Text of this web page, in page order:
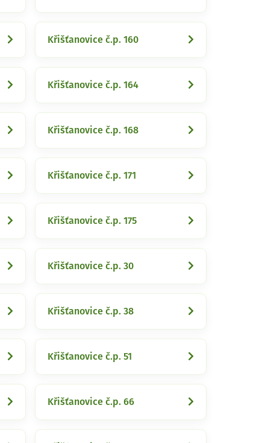
Křišťanovice č.p. 160
Křišťanovice č.p. 164
Křišťanovice č.p. 168
Křišťanovice č.p. 171
Křišťanovice č.p. 175
Křišťanovice č.p. 30
Křišťanovice č.p. 38
Křišťanovice č.p. 51
Křišťanovice č.p. 66